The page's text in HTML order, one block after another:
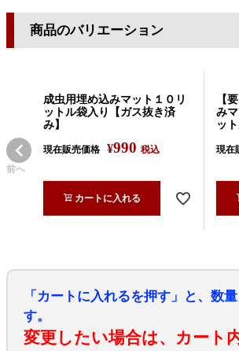
商品のバリエーション
前へ
成虫用埋め込みマット１０リ
ットル袋入り【ガス抜き済
み】
現在販売価格 ¥990 税込
カートに入れる
【
み
ッ
現在
「カートに入れるを押す」と、数
す。
変更したい場合は、カート